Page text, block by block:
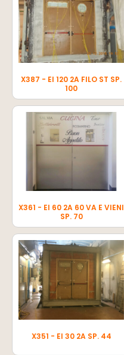
X387 - EI 120 2A FILO ST SP.
100
X361 - EI 60 2A 60 VA E VIENI
SP. 70
X351 - EI 30 2A SP. 44